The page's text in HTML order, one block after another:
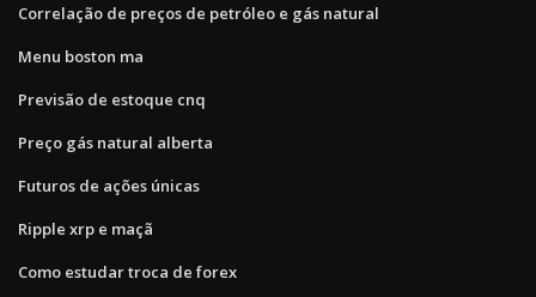
Correlação de preços de petróleo e gás natural
Menu boston ma
Previsão de estoque cnq
Preço gás natural alberta
Futuros de ações únicas
Ripple xrp e maçã
Como estudar troca de forex